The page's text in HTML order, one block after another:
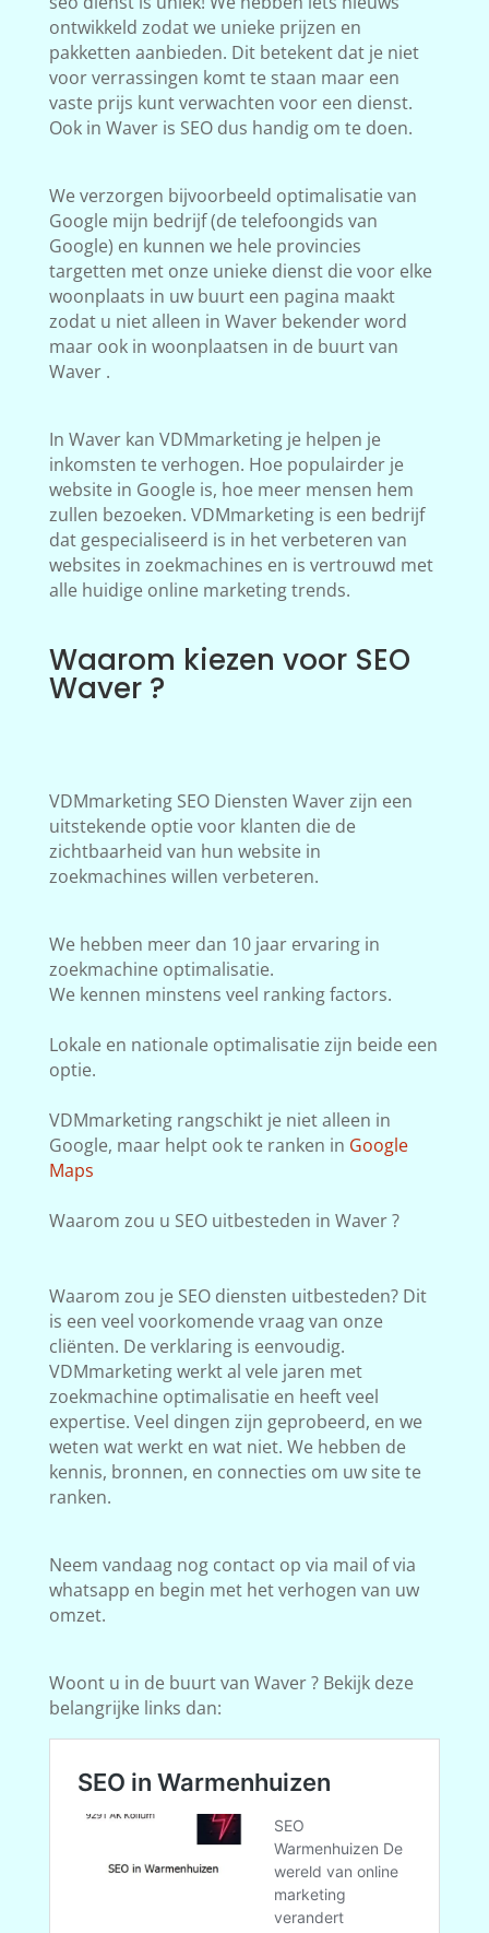
ontwikkeld zodat we unieke prijzen en
pakketten aanbieden. Dit betekent dat je niet
voor verrassingen komt te staan maar een
vaste prijs kunt verwachten voor een dienst.
Ook in Waver is SEO dus handig om te doen.
We verzorgen bijvoorbeeld optimalisatie van
Google mijn bedrijf (de telefoongids van
Google) en kunnen we hele provincies
targetten met onze unieke dienst die voor elke
woonplaats in uw buurt een pagina maakt
zodat u niet alleen in Waver bekender word
maar ook in woonplaatsen in de buurt van
Waver .
In Waver kan VDMmarketing je helpen je
inkomsten te verhogen. Hoe populairder je
website in Google is, hoe meer mensen hem
zullen bezoeken. VDMmarketing is een bedrijf
dat gespecialiseerd is in het verbeteren van
websites in zoekmachines en is vertrouwd met
alle huidige online marketing trends.
Waarom kiezen voor SEO
Waver ?
VDMmarketing SEO Diensten Waver zijn een
uitstekende optie voor klanten die de
zichtbaarheid van hun website in
zoekmachines willen verbeteren.
We hebben meer dan 10 jaar ervaring in
zoekmachine optimalisatie.
We kennen minstens veel ranking factors.
Lokale en nationale optimalisatie zijn beide een
optie.
VDMmarketing rangschikt je niet alleen in
Google, maar helpt ook te ranken in Google
Maps
Waarom zou u SEO uitbesteden in Waver ?
Waarom zou je SEO diensten uitbesteden? Dit
is een veel voorkomende vraag van onze
cliënten. De verklaring is eenvoudig.
VDMmarketing werkt al vele jaren met
zoekmachine optimalisatie en heeft veel
expertise. Veel dingen zijn geprobeerd, en we
weten wat werkt en wat niet. We hebben de
kennis, bronnen, en connecties om uw site te
ranken.
Neem vandaag nog contact op via mail of via
whatsapp en begin met het verhogen van uw
omzet.
Woont u in de buurt van Waver ? Bekijk deze
belangrijke links dan: